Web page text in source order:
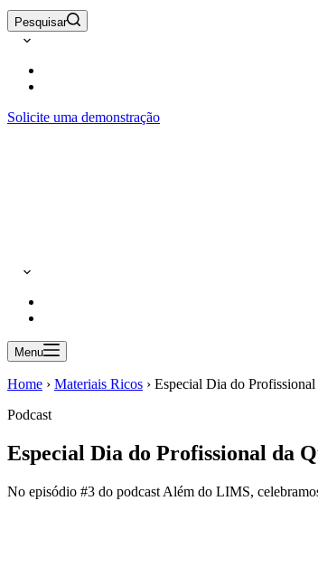
Pesquisar
Solicite uma demonstração
Menu
Home › Materiais Ricos › Especial Dia do
Podcast
Especial Dia do Profissional da
No episódio #3 do podcast Além do LIMS,